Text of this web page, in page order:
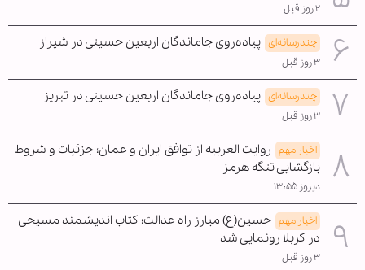
۲ روز قبل
چندرسانه‌ای پیاده‌روی جاماندگان اربعین حسینی در شیراز
۳ روز قبل
چندرسانه‌ای پیاده‌روی جاماندگان اربعین حسینی در تبریز
۳ روز قبل
اخبار مهم روایت العربیه از توافق ایران و عمان؛ جزئیات و شروط
بازگشایی تنگه هرمز
دیروز ۱۳:۵۵
اخبار مهم حسین(ع) مبارز راه عدالت؛ کتاب اندیشمند مسیحی
در کربلا رونمایی شد
۳ روز قبل